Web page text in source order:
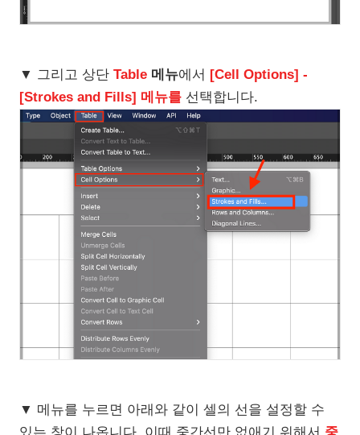
▼ 그리고 상단 Table 메뉴에서 [Cell Options] -
[Strokes and Fills] 메뉴를 선택합니다.
▼ 메뉴를 누르면 아래와 같이 셀의 선을 설정할 수